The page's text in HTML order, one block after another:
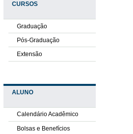
CURSOS
Graduação
Pós-Graduação
Extensão
ALUNO
Calendário Acadêmico
Bolsas e Benefícios